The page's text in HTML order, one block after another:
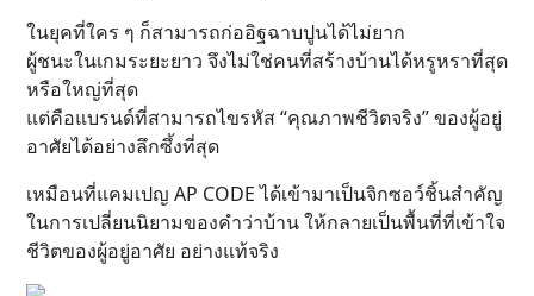
ในยุคที่ใคร ๆ ก็สามารถก่ออิฐฉาบปูนได้ไม่ยาก
ผู้ชนะในเกมระยะยาว จึงไม่ใช่คนที่สร้างบ้านได้หรูหราที่สุด
หรือใหญ่ที่สุด
แต่คือแบรนด์ที่สามารถไขรหัส “คุณภาพชีวิตจริง” ของผู้อยู่
อาศัยได้อย่างลึกซึ้งที่สุด
เหมือนที่แคมเปญ AP CODE ได้เข้ามาเป็นจิกซอว์ชิ้นสำคัญ
ในการเปลี่ยนนิยามของคำว่าบ้าน ให้กลายเป็นพื้นที่ที่เข้าใจ
ชีวิตของผู้อยู่อาศัย อย่างแท้จริง